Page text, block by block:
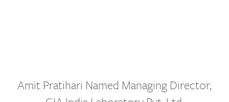
Amit Pratihari Named Managing Director,